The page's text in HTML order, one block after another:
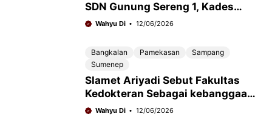
SDN Gunung Sereng 1, Kades
Minta Dispendik Bertindak Cepat
Wahyu Di 12/06/2026
Bangkalan Pamekasan
Sampang
Sumenep
Slamet Ariyadi Sebut Fakultas
Kedokteran Sebagai kebanggaan
Besar bagi Madura
Wahyu Di 12/06/2026